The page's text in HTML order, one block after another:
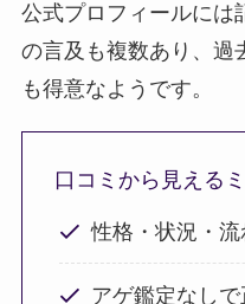
公式プロフィールには
の言及も複数あり、過
も得意なようです。
口コミから見える
性格・状況・
アゲ鑑定なし